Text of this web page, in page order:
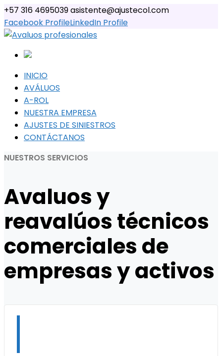
+57 316 4695039asistente@ajustecol.com
Facebook ProfileLinkedIn Profile
INICIO
AVÁLUOS
A-ROL
NUESTRA EMPRESA
AJUSTES DE SINIESTROS
CONTÁCTANOS
NUESTROS SERVICIOS
Avaluos y
reavalúos técnicos
comerciales de
empresas y activos